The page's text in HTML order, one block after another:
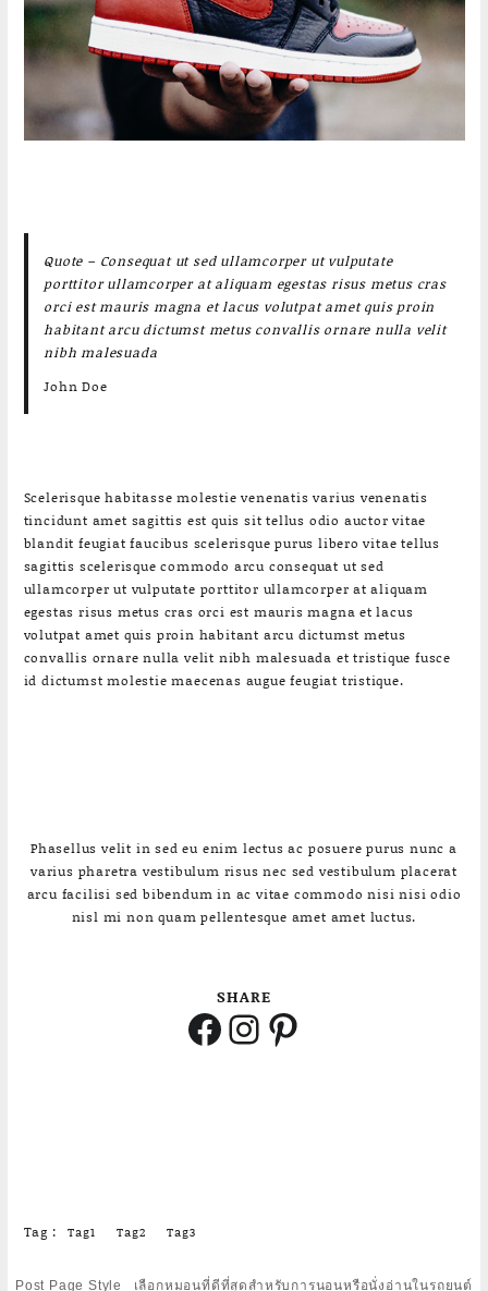
Quote – Consequat ut sed ullamcorper ut vulputate
porttitor ullamcorper at aliquam egestas risus metus cras
orci est mauris magna et lacus volutpat amet quis proin
habitant arcu dictumst metus convallis ornare nulla velit
nibh malesuada
John Doe
Scelerisque habitasse molestie venenatis varius venenatis
tincidunt amet sagittis est quis sit tellus odio auctor vitae
blandit feugiat faucibus scelerisque purus libero vitae tellus
sagittis scelerisque commodo arcu consequat ut sed
ullamcorper ut vulputate porttitor ullamcorper at aliquam
egestas risus metus cras orci est mauris magna et lacus
volutpat amet quis proin habitant arcu dictumst metus
convallis ornare nulla velit nibh malesuada et tristique fusce
id dictumst molestie maecenas augue feugiat tristique.
Phasellus velit in sed eu enim lectus ac posuere purus nunc a
varius pharetra vestibulum risus nec sed vestibulum placerat
arcu facilisi sed bibendum in ac vitae commodo nisi nisi odio
nisl mi non quam pellentesque amet amet luctus.
SHARE
Facebook
Instagram
Pinterest
Tag : Tag1 Tag2 Tag3
Post
Post Page Style เลือกหมอนที่ดีที่สุดสำหรับการนอนหรือนั่งอ่านในรถยนต์